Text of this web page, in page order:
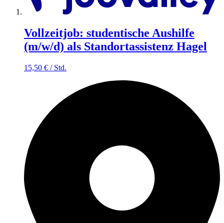
Vollzeitjob: studentische Aushilfe
(m/w/d) als Standortassistenz Hagel
15,50 € / Std.